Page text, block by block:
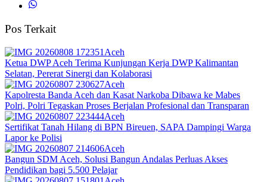
Pos Terkait
Aceh
Ketua DWP Aceh Terima Kunjungan Kerja DWP Kalimantan
Selatan, Pererat Sinergi dan Kolaborasi
Aceh
Kapolresta Banda Aceh dan Kasat Narkoba Dibawa ke Mabes
Polri, Polri Tegaskan Proses Berjalan Profesional dan Transparan
Aceh
Sertifikat Tanah Hilang di BPN Bireuen, SAPA Dampingi Warga
Lapor ke Polisi
Aceh
Bangun SDM Aceh, Solusi Bangun Andalas Perluas Akses
Pendidikan bagi 5.500 Pelajar